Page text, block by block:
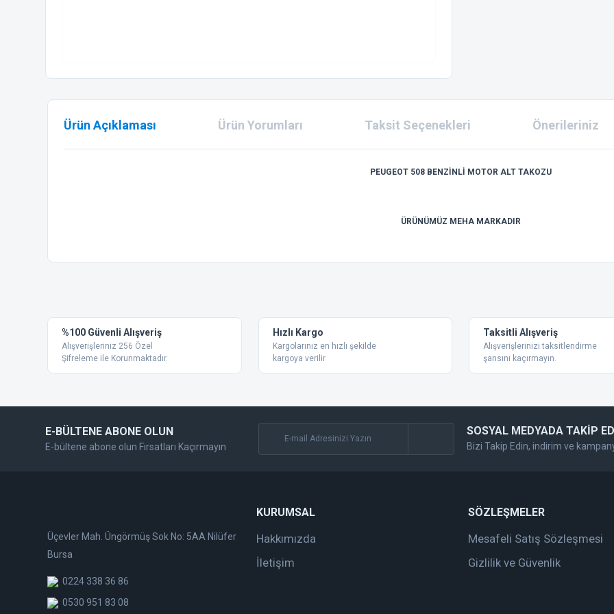
Ürün Açıklaması Ürün Yorumları Taksit Seçenekleri Önerileriniz
PEUGEOT 508 BENZİNLİ MOTOR ALT TAKOZU
ÜRÜNÜMÜZ MEHA MARKADIR
Ürün resmi kalitesiz, bozuk veya görüntülenemiyor.
Ürün açıklamasında eksik bilgiler bulunuyor.
Ürün bilgilerinde hatalar bulunuyor.
Ürün fiyatı diğer sitelerden daha pahalı.
%100 Güvenli Alışveriş
Alışverişleriniz 256 Özel
Şifreleme ile Korunmaktadır.
Hızlı Kargo
Kargolarınız en hızlı şekilde
kargoya verilir
Taksitli Alışveriş
Alışverişlerinizi taksitlendirme
şansını kaçırmayın.
E-BÜLTENE ABONE OLUN
E-bültene abone olun Fırsatları Kaçırmayın
SOSYAL MEDYADA TAKİP
Bizi Takip Edin, indirim ve
Üçevler Mah. Üngörmüş Sok No: 5AA Nilüfer
Bursa
0224 338 36 86
0530 951 83 08
KURUMSAL
Hakkımızda
İletişim
SÖZLEŞMELER
Mesafeli Satış Sözleşmesi
Gizlilik ve Güvenlik